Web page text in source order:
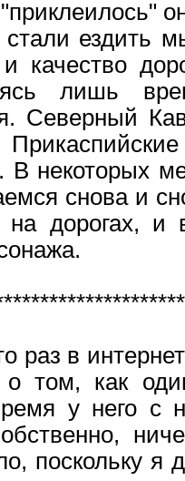
мы по
и качество
лишь
Северный
В некоторых
снова и
на дорогах,
в интернете
том, как
у него с
поскольку я